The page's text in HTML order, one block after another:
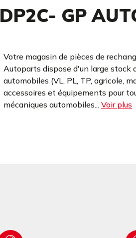
DP2C- GP
Votre magasin de pièces de
Autoparts dispose d'un large stock
automobiles (VL, PL, TP, agricole,
accessoires et équipements pour
mécaniques automobiles... Voir plus